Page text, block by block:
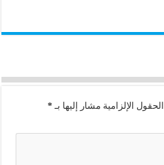
الحقول الإلزامية مشار إليها بـ *